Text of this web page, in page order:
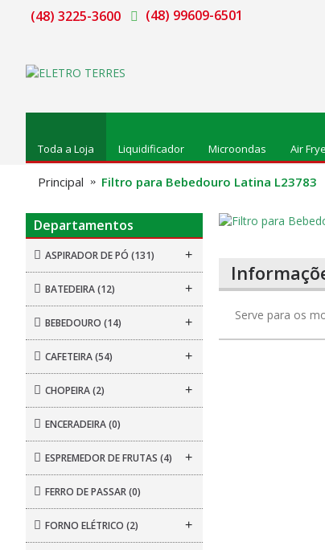
(48) 3225-3600 (48) 99609-6501
Toda a Loja Liquidificador Microondas Air
Principal Filtro para Bebedouro Latina L23783
Departamentos
ASPIRADOR DE PÓ (131) +
BATEDEIRA(12) +
BEBEDOURO (14) +
CAFETEIRA(54) +
CHOPEIRA(2) +
ENCERADEIRA(0)
ESPREMEDOR DE FRUTAS (4) +
FERRO DE PASSAR(0)
FORNO ELÉTRICO (2) +
Serve para os